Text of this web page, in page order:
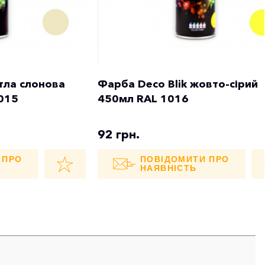
слонова
Фарба Deco Blik жовто-сірий
450мл RAL 1016
92 грн.
ПОВІДОМИТИ ПРО
НАЯВНІСТЬ